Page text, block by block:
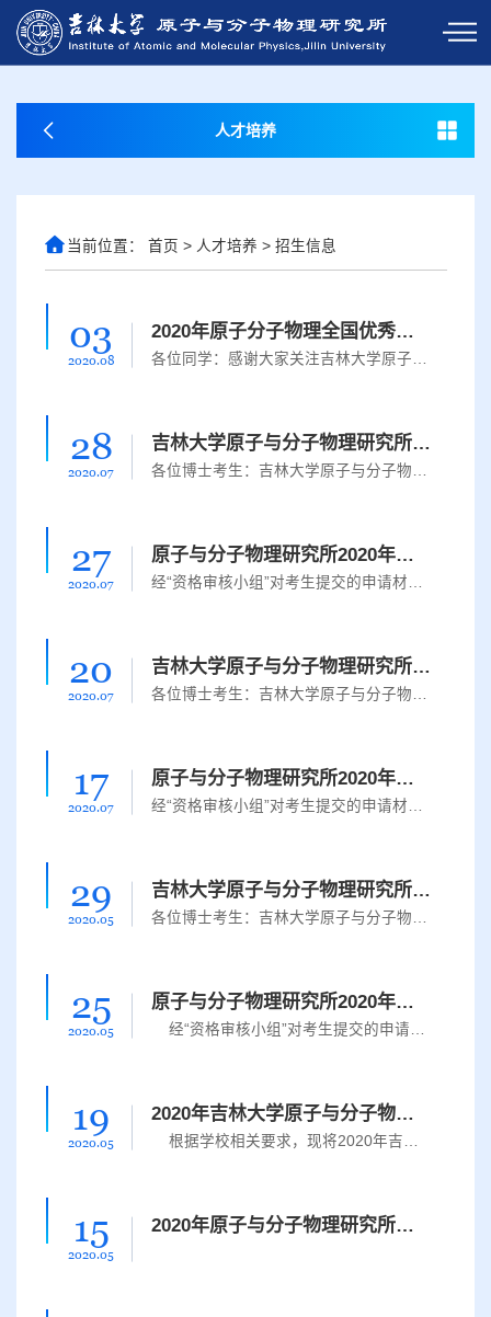
人才培养
当前位置： 首页 > 人才培养 > 招生信息
03
2020.08
2020年原子分子物理全国优秀大学生夏令营”入营公告
各位同学：感谢大家关注吉林大学原子与分子物理研究所，“2020年原子分子物理全国优秀大学生夏令营”入营资格审查工作已经圆满完成，现将入营名单公布如下：“2020年原子分子物理全国优秀大学生夏令营”入营名单肖礴崔丽娟蔡镓澳赵倩男侯士杰王雨涵贺绮雯杨西荣莫浩鲁义东刘可焓吴黄宇王嘉欣杨鑫炫刘敏马乔王嘉硕张静丹解金月姜威刘迪胡杰夏立文聂尊严王明瑞郭美琳王棋申奥郑兆凯注：如确定入营，请加入2020原子分子物理全国优...
28
2020.07
吉林大学原子与分子物理研究所2020年博士研究生拟录取名单公示
各位博士考生：吉林大学原子与分子物理研究所2020年博士研究生“申请-考核”制招生工作已经结束，根据教育部及《吉林大学2020年博士研究生招生简章及专业目录》的相关规定，经过我所组织专家组审查和考核，现将我所2020年博士研究生拟录取名单（含本硕博贯通式培养、硕博连读）予以公示（见附件），公示期为2020年7月28日至2020年7月30日。如有异议，请于公示期内向我所反映。办公室咨询电话：0431-85168816；监督电话：0431- 8...
27
2020.07
原子与分子物理研究所2020年博士学位研究生申请考核制招生
经“资格审核小组”对考生提交的申请材料进行评估，确定进入综合考核人员名单如下,高灿联系人：段岩，电话：0431-85168816，邮箱：duanyan@jlu.edu.cn。如有任何疑问请联系吉林大学原子与分子物理研究所办公室.
20
2020.07
吉林大学原子与分子物理研究所2020年博士研究生拟录取名单公示
各位博士考生：吉林大学原子与分子物理研究所2020年博士研究生“申请-考核”制招生工作已经结束，根据教育部及《吉林大学2020年博士研究生招生简章及专业目录》的相关规定，经过我所组织专家组审查和考核，现将我所2020年博士研究生拟录取名单（含本硕博贯通式培养、硕博连读）予以公示（见附件），公示期为2020年7月20日至2020年7月22日。如有异议，请于公示期内向我所反映。办公室咨询电话：0431-85168816；监督电话：0431- 8...
17
2020.07
原子与分子物理研究所2020年博士学位研究生申请考核制招生
经“资格审核小组”对考生提交的申请材料进行评估，确定进入综合考核人员名单如下,​赵欣宁联系人：段岩，电话：0431-85168816，邮箱：duanyan@jlu.edu.cn。如有任何疑问请于2020年7月19日16:30前联系吉林大学原子与分子物理研究所办公室
29
2020.05
吉林大学原子与分子物理研究所2020年博士研究生拟录取名单公示
各位博士考生：吉林大学原子与分子物理研究所2020年博士研究生“申请-考核”制招生工作已经结束，根据教育部及《吉林大学2020年博士研究生招生简章及专业目录》的相关规定，经过我所组织专家组审查和考核，现将我所2020年博士研究生拟录取名单（含本硕博贯通式培养、硕博连读）予以公示（见附件），公示期为2020年5月30日至2020年6月1日。如有异议，请于公示期内向我所反映。办公室咨询电话：0431-85168817；监督电话：0431- 85...
25
2020.05
原子与分子物理研究所2020年博士学位研究生申请考核制招生
经“资格审核小组”对考生提交的申请材料进行评估，确定进入综合考核人员名单如下, 王秋云杨春花任福梦​徐清芸​万永凤​​孙添​王瑞如有任何疑问请于2020年5月27日16:30前联系吉林大学原子与分子物理研究所办公室.联系人：段岩，电话：0431-85168816，邮箱：duanyan@jlu.edu.cn
19
2020.05
2020年吉林大学原子与分子物理研究所硕士研究生招生拟录取名单
根据学校相关要求，现将2020年吉林大学原子与分子物理研究所硕士研究生招生拟录取名单予以公示，公示期3天。请拟录取考生务必仔细核对考生编号、姓名，如有任何疑问请于2020年5月22日16:30前联系吉林大学原子与分子物理研究所办公室，联系人：段岩，电话：0431-85168816，邮箱：duanyan@jlu.edu.cn
15
2020.05
2020年原子与分子物理研究所硕士研究生招生成绩